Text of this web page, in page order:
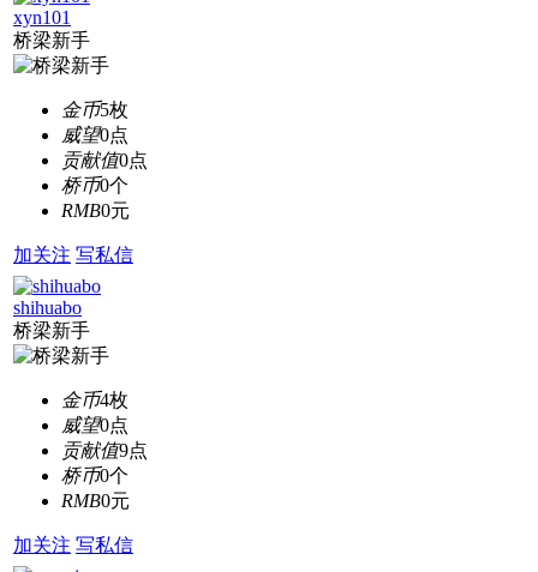
xyn101
桥梁新手
金币5枚
威望0点
贡献值0点
桥币0个
RMB0元
加关注 写私信
shihuabo
桥梁新手
金币4枚
威望0点
贡献值9点
桥币0个
RMB0元
加关注 写私信